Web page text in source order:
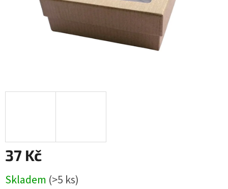
37 Kč
cena:
Skladem (>5 ks)